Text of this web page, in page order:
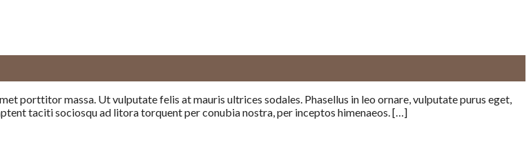
porttitor massa. Ut vulputate felis at mauris ultrices sodales. Phasellus in leo ornare, vulputate purus eget,
taciti sociosqu ad litora torquent per conubia nostra, per inceptos himenaeos. […]